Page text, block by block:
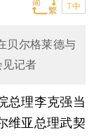
T中
贝尔格莱德与
记者
理李克强当
维亚总理武契